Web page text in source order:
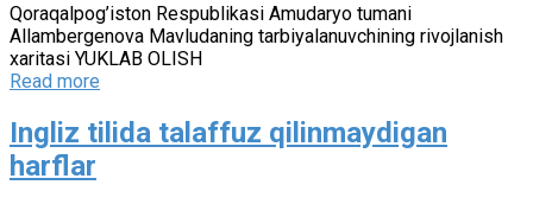
Qoraqalpog’iston Respublikasi Amudaryo tumani
Allambergenova Mavludaning tarbiyalanuvchining rivojlanish
xaritasi YUKLAB OLISH
Read more
Ingliz tilida talaffuz qilinmaydigan
harflar